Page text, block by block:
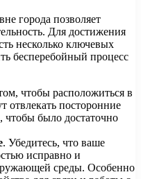
города позволяет
Для достижения
несколько ключевых
бесперебойный процесс
чтобы расположиться в
отвлекать посторонние
было достаточно
. Убедитесь, что ваше
исправно и
среды. Особенно